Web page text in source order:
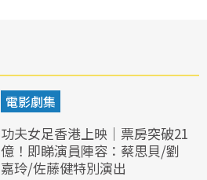
電影劇集
功夫女足香港上映｜票房突破21
億！即睇演員陣容：蔡思貝/劉
嘉玲/佐藤健特別演出